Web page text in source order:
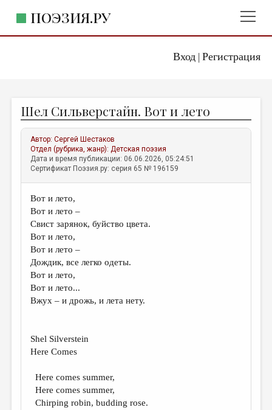
Вход| Регистрация
ПОЭЗИЯ.РУ
ЖАНРЫ
АВТОРЫ
КОММЕНТАРИИ
ЛИТСАЛОН
НОВОСТИ
ПРАВИЛА САЙТА
ОТДЕЛЫ И РУБРИКИ
ИЗБРАННОЕ
ДАЙДЖЕСТ
ПЕРЕВОДЫ
КОНКУРСЫ
ДЕТСКАЯ КОМНАТА
КНИЖНАЯ ПОЛКА
Шел Сильверстайн. Вот и лето
Автор:Сергей Шестаков
Отдел (рубрика, жанр):Детская поэзия
Дата и время публикации: 06.06.2026, 05:24:51
Сертификат Поэзия.ру: серия 65 № 196159
Вот и лето,
Вот и лето –
Свист зарянок, буйство цвета.
Вот и лето,
Вот и лето –
Дождик, все легко одеты.
Вот и лето,
Вот и лето...
Вжух – и дрожь, и лета нету.
Shel Silverstein
Here Comes
Here comes summer,
Here comes summer,
Chirping robin, budding rose.